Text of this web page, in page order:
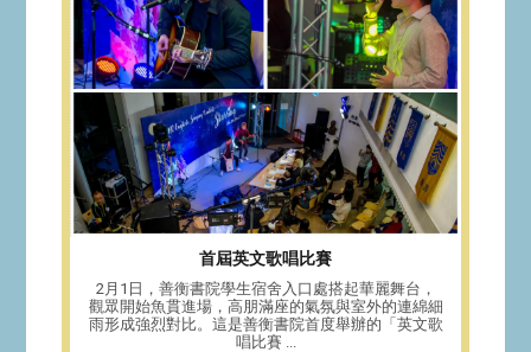
首屆英文歌唱比賽
2月1日，善衡書院學生宿舍入口處搭起華麗舞台，
觀眾開始魚貫進場，高朋滿座的氣氛與室外的連綿細
雨形成強烈對比。這是善衡書院首度舉辦的「英文歌
唱比賽 ...